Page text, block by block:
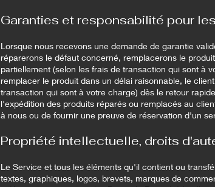
Garanties et responsabilité pour
Lorsque nous recevons une demande de garantie
réparerons le défaut concerné, remplacerons le
partiellement (selon les frais de transaction qui sont à
remplacer le produit dans un délai raisonnable, le
transaction qui sont à votre charge) dès le retour
l'expédition des produits réparés ou remplacés au
à nous ou de fournir une preuve de réservation d'un
Propriété intellectuelle, droits
Le Service et tous les éléments qu'il contient ou
textes, graphiques, logos, brevets, marques de